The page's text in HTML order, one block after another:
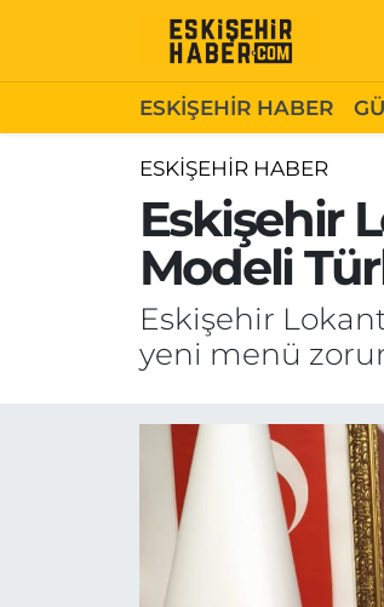
ESKİŞEHİR HABER
ESKİŞEHİR HABER
Eskişehir
Modeli
Eskişehir
yeni menü
ESKİŞEHİR HABER
SİYASET
MAGAZİN
Gizlilik Politikası
Hakkımızda
İletişim
Odunpazarı Hava Durumu
Odunpazarı Trafik Yoğunluk
Süper Lig Puan Durumu ve
Tüm Manşetler
Son Dakika Haberleri